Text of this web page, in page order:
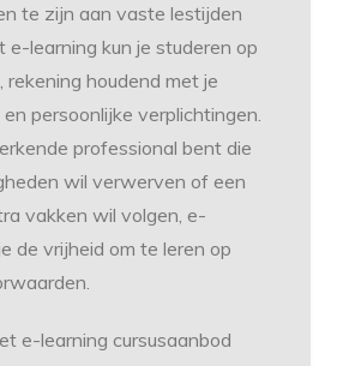
te zijn aan vaste lestijden
e-learning kun je studeren op
rekening houdend met je
persoonlijke verplichtingen.
professional bent die
wil verwerven of een
vakken wil volgen, e-
de vrijheid om te leren op
e-learning cursusaanbod